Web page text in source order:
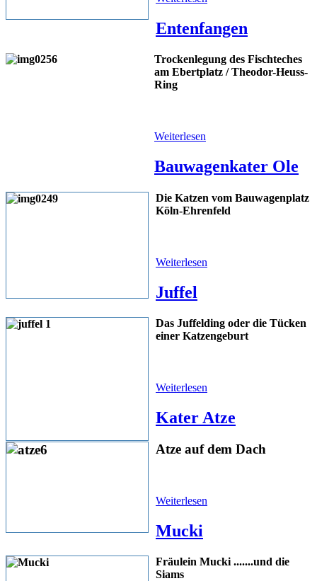
Entenfangen
Trockenlegung des Fischteches
am Ebertplatz / Theodor-Heuss-
Ring
Weiterlesen
Bauwagenkater Ole
Die Katzen vom Bauwagenplatz
Köln-Ehrenfeld
Weiterlesen
Juffel
Das Juffelding oder die Tücken
einer Katzengeburt
Weiterlesen
Kater Atze
Atze auf dem Dach
Weiterlesen
Mucki
Fräulein Mucki .......und die
Siams